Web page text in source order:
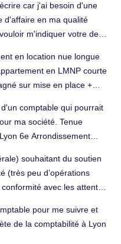
6e Arrondissement
car j'ai besoin d'une
d'affaire en ma qualité
m'indiquer votre devis
Établissement des
(69006).
en location nue longue
en LMNP courte
sur mise en place +
(69006).
comptable qui pourrait
ma société. Tenue
6e Arrondissement
souhaitant du soutien
(très peu d’opérations
avec les attentes
de la comptabilité
pour me suivre et
de la comptabilité à Lyon